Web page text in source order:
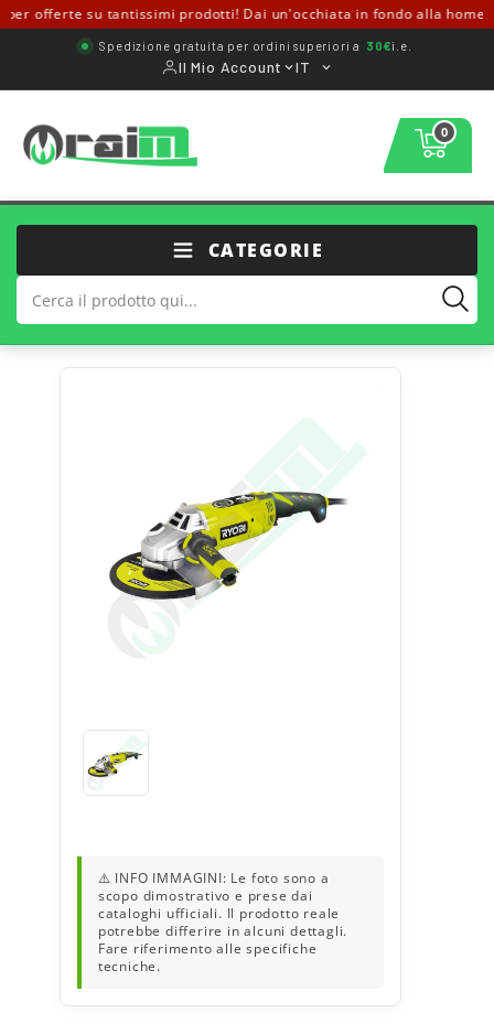
offerte su tantissimi prodotti! Dai un'occhiata in fondo alla home
Spedizione gratuita per ordini superiori a 30€i.e.
Il Mio Account IT
0
CATEGORIE